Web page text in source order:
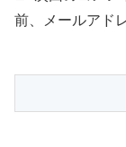
前、メールアド